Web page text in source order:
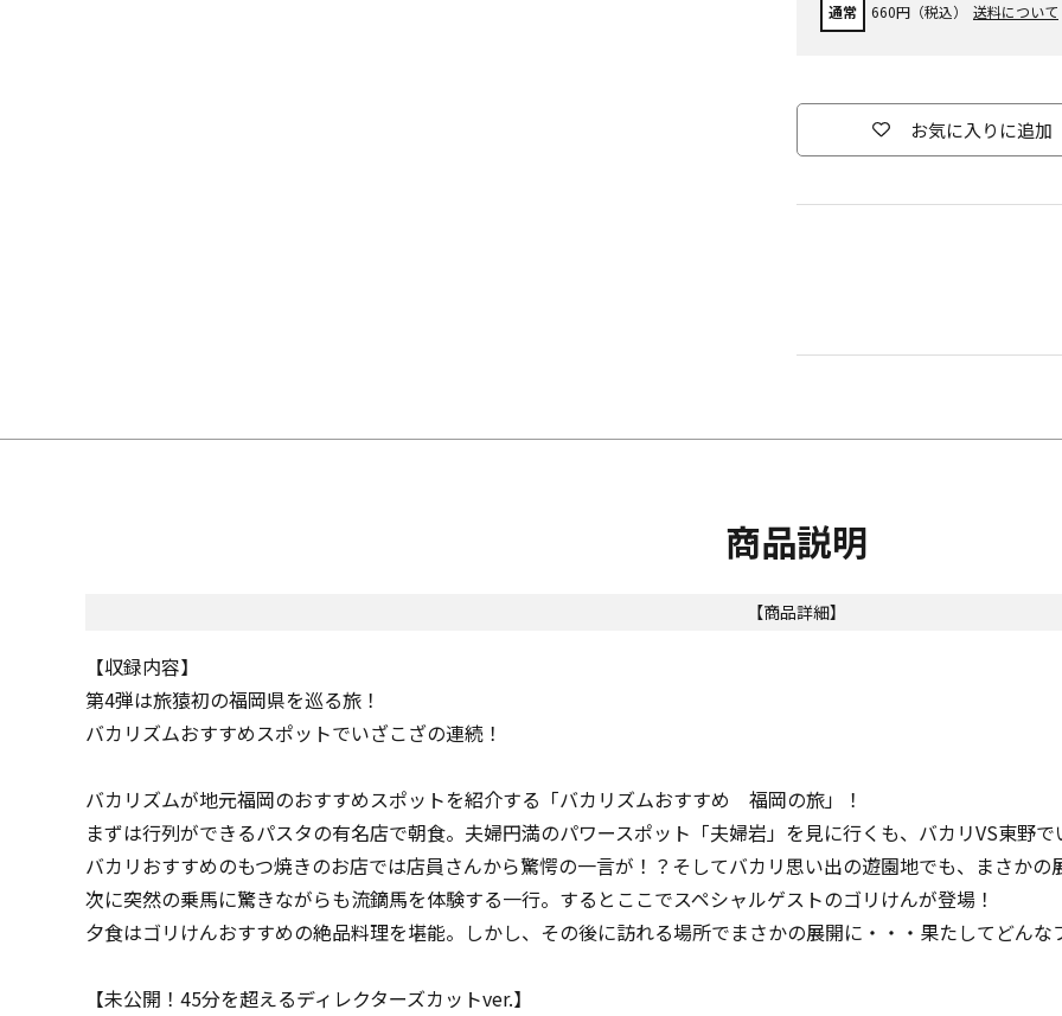
通常 660円（税込） 送料について
お気に入りに追加
商品説明
【商品詳細】
【収録内容】
第4弾は旅猿初の福岡県を巡る旅！
バカリズムおすすめスポットでいざこざの連続！
バカリズムが地元福岡のおすすめスポットを紹介する「バカリズムおすすめ 福岡の旅」！
まずは行列ができるパスタの有名店で朝食。夫婦円満のパワースポット「夫婦岩」を見に行くも、バカリVS東野で
バカリおすすめのもつ焼きのお店では店員さんから驚愕の一言が！？そしてバカリ思い出の遊園地でも、まさかの
次に突然の乗馬に驚きながらも流鏑馬を体験する一行。するとここでスペシャルゲストのゴリけんが登場！
夕食はゴリけんおすすめの絶品料理を堪能。しかし、その後に訪れる場所でまさかの展開に・・・果たしてどんな
【未公開！45分を超えるディレクターズカットver.】